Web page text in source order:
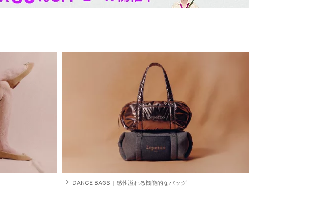
navigate_next DANCE BAGS｜感性溢れる機能的なバッグ